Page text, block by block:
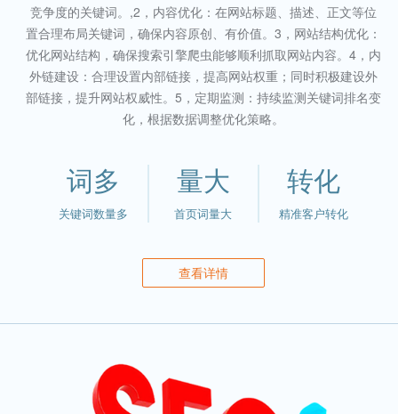
竞争度的关键词。,2，内容优化：在网站标题、描述、正文等位
置合理布局关键词，确保内容原创、有价值。3，网站结构优化：
优化网站结构，确保搜索引擎爬虫能够顺利抓取网站内容。4，内
外链建设：合理设置内部链接，提高网站权重；同时积极建设外
部链接，提升网站权威性。5，定期监测：持续监测关键词排名变
化，根据数据调整优化策略。
词多
关键词数量多
量大
首页词量大
转化
精准客户转化
查看详情